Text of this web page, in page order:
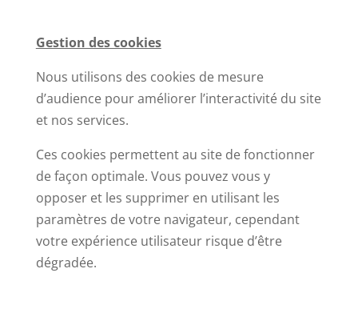
Gestion des cookies
Nous utilisons des cookies de mesure
d’audience pour améliorer l’interactivité du site
et nos services.
Ces cookies permettent au site de fonctionner
de façon optimale. Vous pouvez vous y
opposer et les supprimer en utilisant les
paramètres de votre navigateur, cependant
votre expérience utilisateur risque d’être
dégradée.